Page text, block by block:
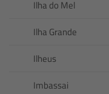
Ilha do Mel
Ilha Grande
Ilheus
Imbassai